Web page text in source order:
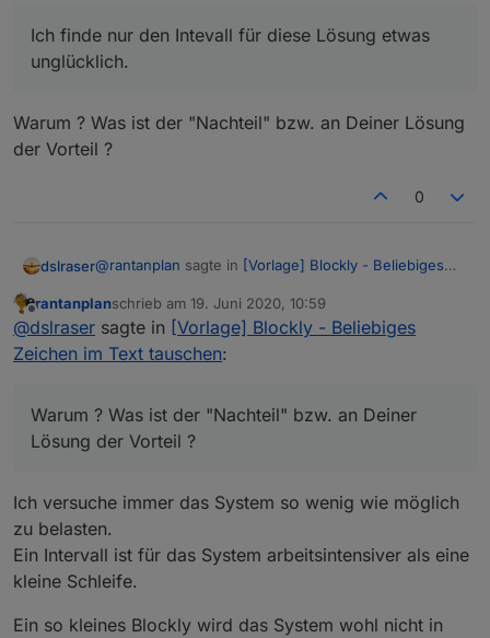
Ich finde nur den Intevall für diese Lösung etwas
unglücklich.
Warum ? Was ist der "Nachteil" bzw. an Deiner Lösung
der Vorteil ?
0
dslraser@rantanplan sagte in [Vorlage] Blockly - Beliebiges
Ich finde nur den Intevall für diese Lösung etwas
unglücklich.
Warum ? Was ist der "Nachteil" bzw. an Deiner Lösung
Offline
rantanplanschrieb am 19. Juni 2020, 10:59
zuletzt editiert von
@dslraser sagte in [Vorlage] Blockly - Beliebiges
Zeichen im Text tauschen:
Warum ? Was ist der "Nachteil" bzw. an Deiner
Lösung der Vorteil ?
Ich versuche immer das System so wenig wie möglich
zu belasten.
Ein Intervall ist für das System arbeitsintensiver als eine
kleine Schleife.
Ein so kleines Blockly wird das System wohl nicht in